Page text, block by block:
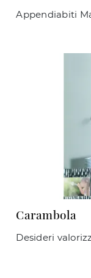
Carambola